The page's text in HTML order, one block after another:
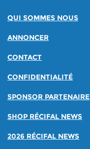
QUI SOMMES NOUS
ANNONCER
CONTACT
CONFIDENTIALITÉ
SPONSOR PARTENAIRE
SHOP RÉCIFAL NEWS
2026 RÉCIFAL NEWS